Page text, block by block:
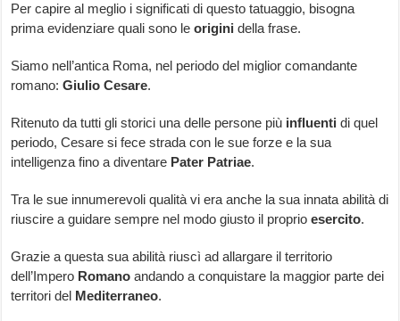
Per capire al meglio i significati di questo tatuaggio, bisogna
prima evidenziare quali sono leorigini della frase.
Siamo nell’antica Roma, nel periodo del miglior comandante
romano:Giulio Cesare.
Ritenuto da tutti gli storici una delle persone più influenti di quel
periodo, Cesare si fece strada con le sue forze e la sua
intelligenza fino a diventare Pater Patriae.
Tra le sue innumerevoli qualità vi era anche la sua innata abilità di
riuscire a guidare sempre nel modo giusto il proprioesercito.
Grazie a questa sua abilità riuscì ad allargare il territorio
dell’Impero Romano andando a conquistare la maggior parte dei
territori del Mediterraneo.